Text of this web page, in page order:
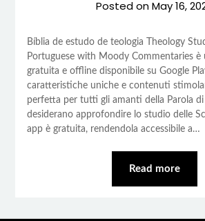
Posted onMay 16,
Bíblia de estudo de teologia Theology
Portuguese with Moody Commentaries è
gratuita e offline disponibile su Google
caratteristiche uniche e contenuti
perfetta per tutti gli amanti della Parola
desiderano approfondire lo studio delle
app è gratuita, rendendola accessibile a…
Read more